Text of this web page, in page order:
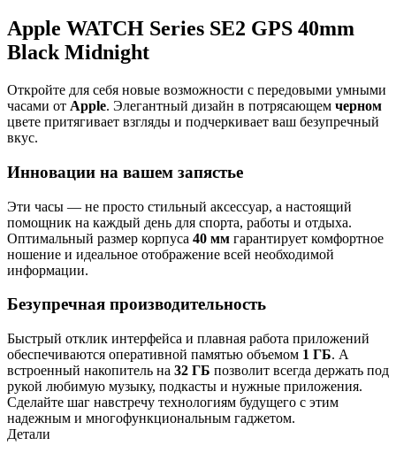
Apple WATCH Series SE2 GPS 40mm
Black Midnight
Откройте для себя новые возможности с передовыми умными
часами от Apple. Элегантный дизайн в потрясающем черном
цвете притягивает взгляды и подчеркивает ваш безупречный
вкус.
Инновации на вашем запястье
Эти часы — не просто стильный аксессуар, а настоящий
помощник на каждый день для спорта, работы и отдыха.
Оптимальный размер корпуса 40 мм гарантирует комфортное
ношение и идеальное отображение всей необходимой
информации.
Безупречная производительность
Быстрый отклик интерфейса и плавная работа приложений
обеспечиваются оперативной памятью объемом 1 ГБ. А
встроенный накопитель на 32 ГБ позволит всегда держать под
рукой любимую музыку, подкасты и нужные приложения.
Сделайте шаг навстречу технологиям будущего с этим
надежным и многофункциональным гаджетом.
Детали